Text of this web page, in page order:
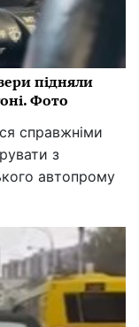
підняли
Фото
справжніми
з
автопрому